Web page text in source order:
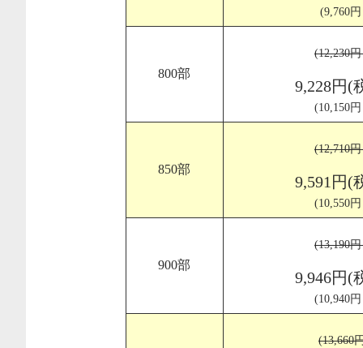
(9,760
800部
(12,230
9,228円(
(10,150
850部
(12,710
9,591円(
(10,550
900部
(13,190
9,946円(
(10,940
(13,660